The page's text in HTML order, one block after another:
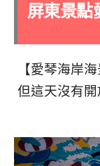
屏東景點
【愛琴海岸
但這天沒有